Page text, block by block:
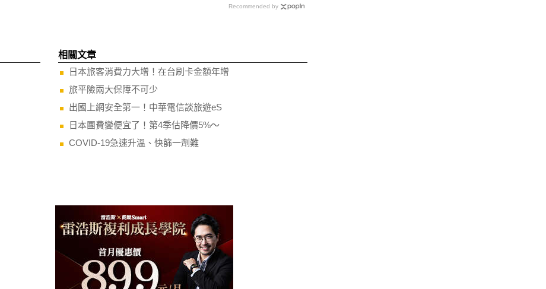
Recommended by
相關文章
日本旅客消費力大增！在台刷卡金額年增
旅平險兩大保障不可少
出國上網安全第一！中華電信談旅遊eS
日本團費變便宜了！第4季估降價5%～
COVID-19急速升溫、快篩一劑難